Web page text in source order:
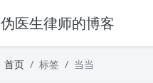
伪医生律师的博客
首页 标签 当当